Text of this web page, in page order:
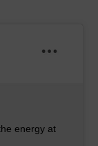
energy at